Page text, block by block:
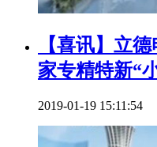
【喜讯】立
家专精特新“
2019-01-19 15:11:54